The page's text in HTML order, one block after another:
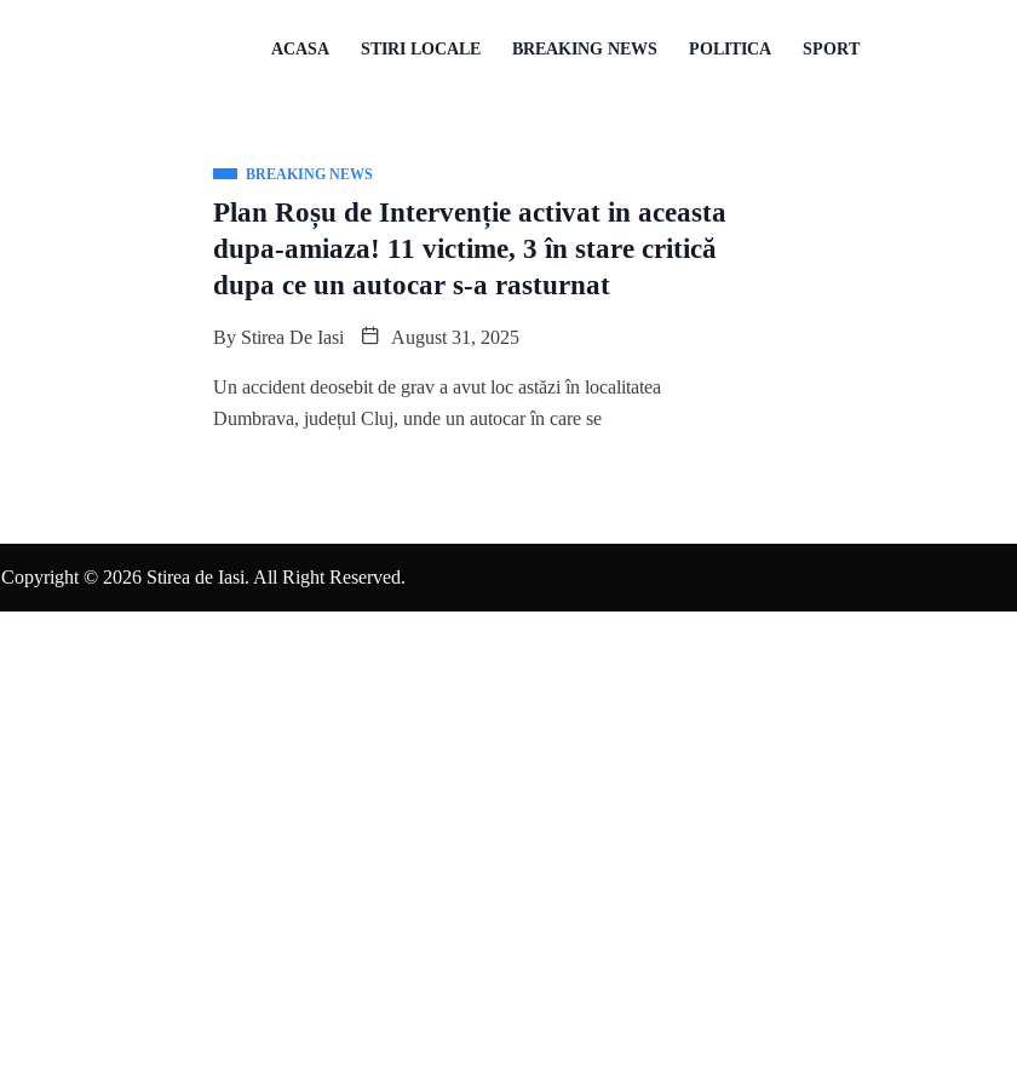
ACASA STIRI LOCALE BREAKING NEWS POLITICA SPORT
BREAKING NEWS
Plan Roșu de Intervenție activat in aceasta
dupa-amiaza! 11 victime, 3 în stare critică
dupa ce un autocar s-a rasturnat
By Stirea De Iasi August 31, 2025
Un accident deosebit de grav a avut loc astăzi în localitatea
Dumbrava, județul Cluj, unde un autocar în care se
Copyright © 2026 Stirea de Iasi. All Right Reserved.